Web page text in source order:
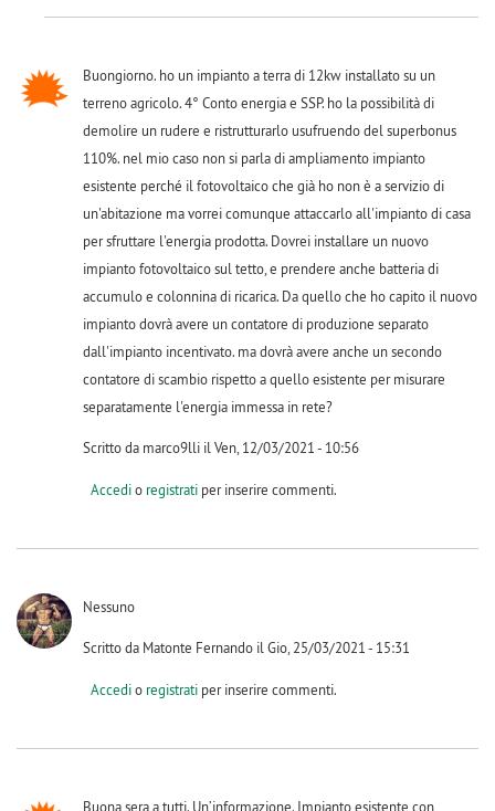
Buongiorno. ho un impianto a terra di 12kw installato su un
terreno agricolo. 4° Conto energia e SSP. ho la possibilità di
demolire un rudere e ristrutturarlo usufruendo del superbonus
110%. nel mio caso non si parla di ampliamento impianto
esistente perché il fotovoltaico che già ho non è a servizio di
un'abitazione ma vorrei comunque attaccarlo all'impianto di casa
per sfruttare l'energia prodotta. Dovrei installare un nuovo
impianto fotovoltaico sul tetto, e prendere anche batteria di
accumulo e colonnina di ricarica. Da quello che ho capito il nuovo
impianto dovrà avere un contatore di produzione separato
dall'impianto incentivato. ma dovrà avere anche un secondo
contatore di scambio rispetto a quello esistente per misurare
separatamente l'energia immessa in rete?
Scritto da marco9lli il Ven, 12/03/2021 - 10:56
Accedio registratiper inserire commenti.
Nessuno
Scritto da Matonte Fernando il Gio, 25/03/2021 - 15:31
Accedio registratiper inserire commenti.
Buona sera a tutti. Un’informazione. Impianto esistente con